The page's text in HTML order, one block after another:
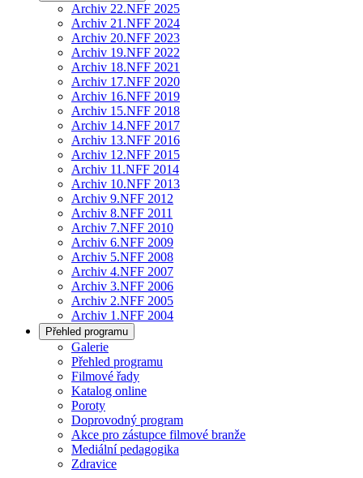
Archiv 22.NFF 2025
Archiv 21.NFF 2024
Archiv 20.NFF 2023
Archiv 19.NFF 2022
Archiv 18.NFF 2021
Archiv 17.NFF 2020
Archiv 16.NFF 2019
Archiv 15.NFF 2018
Archiv 14.NFF 2017
Archiv 13.NFF 2016
Archiv 12.NFF 2015
Archiv 11.NFF 2014
Archiv 10.NFF 2013
Archiv 9.NFF 2012
Archiv 8.NFF 2011
Archiv 7.NFF 2010
Archiv 6.NFF 2009
Archiv 5.NFF 2008
Archiv 4.NFF 2007
Archiv 3.NFF 2006
Archiv 2.NFF 2005
Archiv 1.NFF 2004
Přehled programu
Galerie
Přehled programu
Filmové řady
Katalog online
Poroty
Doprovodný program
Akce pro zástupce filmové branže
Mediální pedagogika
Zdravice